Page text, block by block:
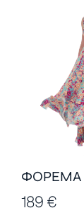
ΦΟΡΕΜΑ
189€